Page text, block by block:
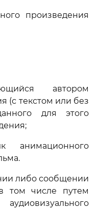
произведения
автором
(с текстом или без
для этого
анимационного
либо сообщении
том числе путем